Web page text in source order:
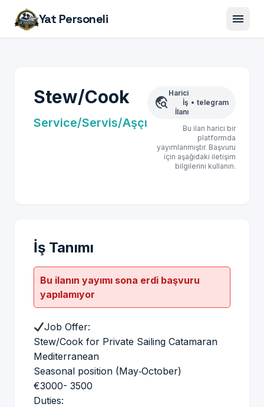
Yat Personeli menu
Stew/Cook
Service/Servis/Aşçı
travel_explore
Harici
İş
İlanı
• telegram
Bu ilan harici bir
platformda
yayımlanmıştır. Başvuru
için aşağıdaki iletişim
bilgilerini kullanın.
İş Tanımı
Bu ilanın yayımı sona erdi başvuru
yapılamıyor
Job Offer:
Stew/Cook for Private Sailing Catamaran
Mediterranean
Seasonal position (May‐October)
€3000- 3500
Duties: